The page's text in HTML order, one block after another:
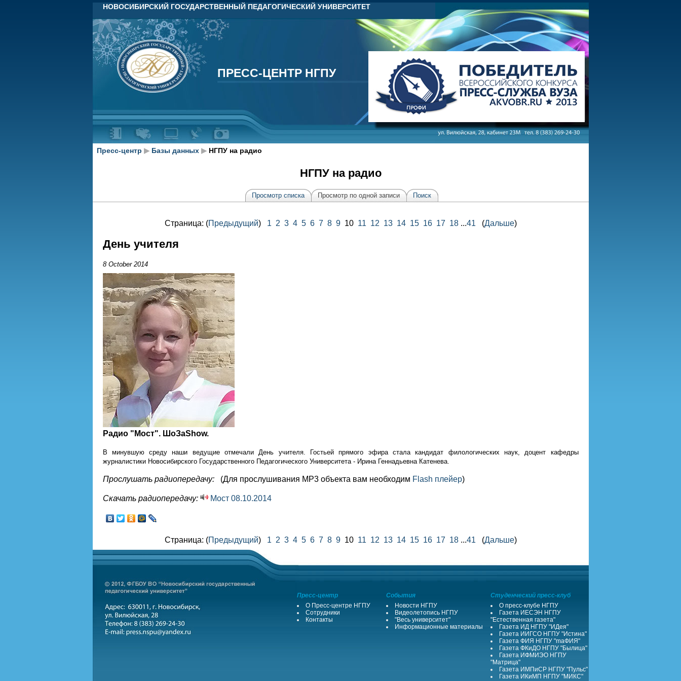
НОВОСИБИРСКИЙ ГОСУДАРСТВЕННЫЙ ПЕДАГОГИЧЕСКИЙ УНИВЕРСИТЕТ
ПРЕСС-ЦЕНТР НГПУ
ПРЕСС-ЦЕНТР НГПУ
Пресс-центр ▶ Базы данных ▶НГПУ на радио
НГПУ на радио
Просмотр списка Просмотр по одной записи Поиск
Страница: (Предыдущий) 1 2 3 4 5 6 7 8 910 11 12 13 14 15 16 17 18...41(Дальше)
День учителя
8 October 2014
Радио "Мост".ШоЗаShow.
В минувшую среду наши ведущие отмечали День учителя. Гостьей прямого эфира стала кандидат филологических наук, доцент кафедры
журналистики Новосибирского Государственного Педагогического Университета - Ирина Геннадьевна Катенева.
Прослушать радиопередачу: (Для прослушивания MP3 объекта вам необходим Flash плейер)
Скачать радиопередачу: Мост 08.10.2014
Страница: (Предыдущий) 1 2 3 4 5 6 7 8 910 11 12 13 14 15 16 17 18...41 (Дальше)
Пресс-центр События
Студенческий пресс-клуб
О Пресс-центре НГПУ
Сотрудники
Контакты
Новости НГПУ
Видеолетопись НГПУ
"Весь университет"
Информационные материалы
О пресс-клубе НГПУ
Газета ИЕСЭН НГПУ
"Естественная газета"
Газета ИД НГПУ "ИДея"
Газета ИИГСО НГПУ "Истина"
Газета ФИЯ НГПУ "maФИЯ"
Газета ФКиДО НГПУ "Былица"
Газета ИФМИЭО НГПУ
"Матрица"
Газета ИМПиСР НГПУ "Пульс"
Газета ИКиМП НГПУ "МИКС"